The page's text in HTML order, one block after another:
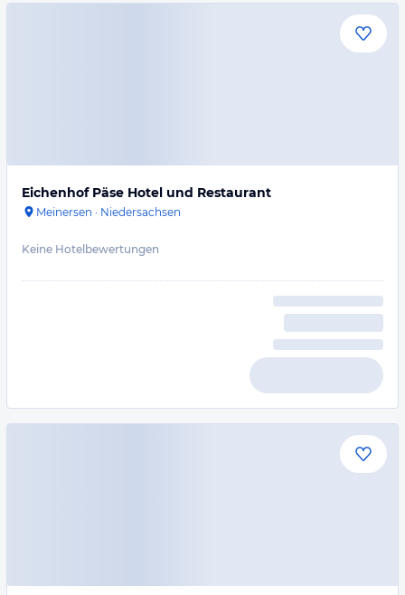
Eichenhof Päse Hotel und Restaurant
Meinersen · Niedersachsen
Keine Hotelbewertungen